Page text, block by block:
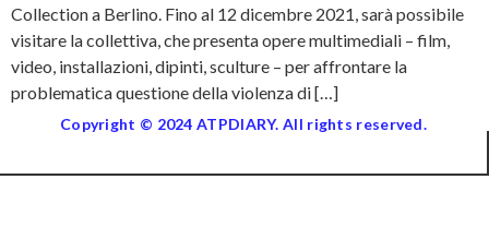
Collection a Berlino. Fino al 12 dicembre 2021, sarà possibile
visitare la collettiva, che presenta opere multimediali – film,
video, installazioni, dipinti, sculture – per affrontare la
problematica questione della violenza di […]
Copyright © 2024 ATPDIARY. All rights reserved.